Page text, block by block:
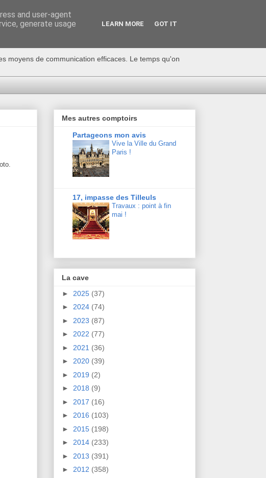
moyens de communication efficaces. Le temps qu'on
Mes autres comptoirs
Partageons mon avis
Vive la Ville du Grand
Paris !
17, impasse des Tilleuls
Travaux : point à fin
mai !
La cave
► 2025 (37)
► 2024 (74)
► 2023 (87)
► 2022 (77)
► 2021 (36)
► 2020 (39)
► 2019 (2)
► 2018 (9)
► 2017 (16)
► 2016 (103)
► 2015 (198)
► 2014 (233)
► 2013 (391)
► 2012 (358)
and user-agent
generate usage
LEARN MORE GOT IT